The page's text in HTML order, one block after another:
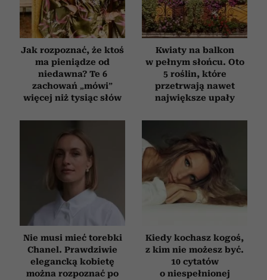
otrzymanymi od Ciebie lub uzyskanymi podczas
korzystania z ich usług.
Jak rozpoznać, że ktoś
ma pieniądze od
niedawna? Te 6
zachowań „mówi”
więcej niż tysiąc słów
Kwiaty na balkon
w pełnym słońcu. Oto
5 roślin, które
przetrwają nawet
największe upały
Nie musi mieć torebki
Chanel. Prawdziwie
elegancką kobietę
można rozpoznać po
Kiedy kochasz kogoś,
z kim nie możesz być.
10 cytatów
o niespełnionej